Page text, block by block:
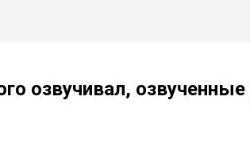
озвучивал, озвученные